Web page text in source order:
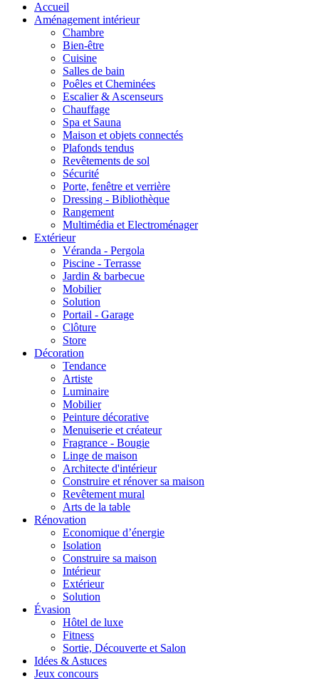
Accueil
Aménagement intérieur
Chambre
Bien-être
Cuisine
Salles de bain
Poêles et Cheminées
Escalier & Ascenseurs
Chauffage
Spa et Sauna
Maison et objets connectés
Plafonds tendus
Revêtements de sol
Sécurité
Porte, fenêtre et verrière
Dressing - Bibliothèque
Rangement
Multimédia et Electroménager
Extérieur
Véranda - Pergola
Piscine - Terrasse
Jardin & barbecue
Mobilier
Solution
Portail - Garage
Clôture
Store
Décoration
Tendance
Artiste
Luminaire
Mobilier
Peinture décorative
Menuiserie et créateur
Fragrance - Bougie
Linge de maison
Architecte d'intérieur
Construire et rénover sa maison
Revêtement mural
Arts de la table
Rénovation
Economique d’énergie
Isolation
Construire sa maison
Intérieur
Extérieur
Solution
Évasion
Hôtel de luxe
Fitness
Sortie, Découverte et Salon
Idées & Astuces
Jeux concours